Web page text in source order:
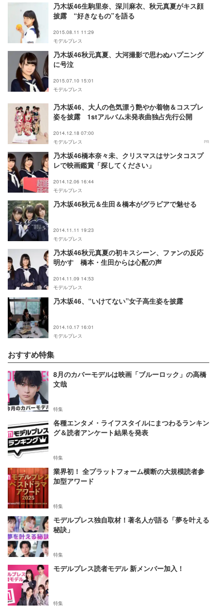
乃木坂46生駒里奈、深川麻衣、秋元真夏がキス顔
披露 “好きなもの”を語る
2015.08.11 11:29
モデルプレス
乃木坂46秋元真夏、大河撮影で思わぬハプニング
に号泣
2015.07.10 15:01
モデルプレス
乃木坂46、大人の色気漂う艶やか着物＆コスプレ
姿を披露 1stアルバム未発表曲独占先行公開
2014.12.18 07:00
モデルプレス
PR
乃木坂46橋本奈々未、クリスマスはサンタコスプ
レで映画鑑賞「探してください」
2014.12.06 16:44
モデルプレス
乃木坂46秋元＆生田＆橋本がグラビアで魅せる
2014.11.11 19:23
モデルプレス
乃木坂46秋元真夏の初キスシーン、ファンの反応
明かす 橋本・生田からは心配の声
2014.11.09 14:53
モデルプレス
乃木坂46、“いけてない”女子高生姿を披露
2014.10.17 16:01
モデルプレス
おすすめ特集
8月のカバーモデルは映画「ブルーロック」の高橋
文哉
特集
各種エンタメ・ライフスタイルにまつわるランキン
グ＆読者アンケート結果を発表
特集
業界初！ 全プラットフォーム横断の大規模読者参
加型アワード
特集
モデルプレス独自取材！著名人が語る「夢を叶える
秘訣」
特集
モデルプレス読者モデル 新メンバー加入！
特集